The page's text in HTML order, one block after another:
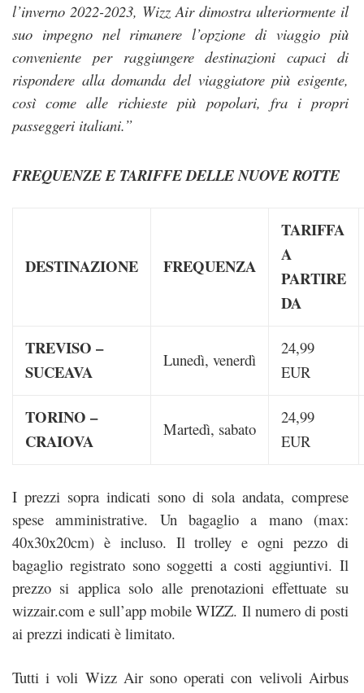
l’inverno 2022-2023, Wizz Air dimostra ulteriormente il
suo impegno nel rimanere l’opzione di viaggio più
conveniente per raggiungere destinazioni capaci di
rispondere alla domanda del viaggiatore più esigente,
così come alle richieste più popolari, fra i propri
passeggeri italiani.”
FREQUENZE E TARIFFE DELLE NUOVE ROTTE
DESTINAZIONE FREQUENZA
TARIFFA
A
PARTIRE
DA
TREVISO –
SUCEAVA
Lunedì, venerdì
24,99
EUR
TORINO –
CRAIOVA
Martedì, sabato
24,99
EUR
I prezzi sopra indicati sono di sola andata, comprese
spese amministrative. Un bagaglio a mano (max:
40x30x20cm) è incluso. Il trolley e ogni pezzo di
bagaglio registrato sono soggetti a costi aggiuntivi. Il
prezzo si applica solo alle prenotazioni effettuate su
wizzair.com e sull’app mobile WIZZ. Il numero di posti
ai prezzi indicati è limitato.
Tutti i voli Wizz Air sono operati con velivoli Airbus